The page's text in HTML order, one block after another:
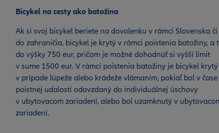
Bicykel na cesty ako batožina
Ak si svoj bicykel beriete na dovolenku v rámci Slovenska či
do zahraničia, bicykel je krytý v rámci poistenia batožiny, a
do výšky 750 eur, pričom je možné dohodnúť si vyšší limit
v sume 1500 eur. V rámci poistenia batožiny je bicykel krytý
v prípade lúpeže alebo krádeže vlámaním, pokiaľ bol v čase
poistnej udalosti odovzdaný do individuálnej úschovy
v ubytovacom zariadení, alebo bol uzamknutý v
zariadení.